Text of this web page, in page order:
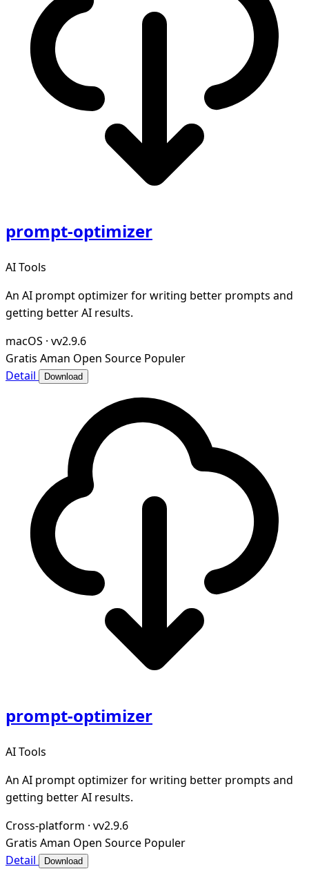
prompt-optimizer
AI Tools
An AI prompt optimizer for writing better prompts and
getting better AI results.
macOS · vv2.9.6
Gratis Aman Open Source Populer
Detail
Download
prompt-optimizer
AI Tools
An AI prompt optimizer for writing better prompts and
getting better AI results.
Cross-platform · vv2.9.6
Gratis Aman Open Source Populer
Detail
Download